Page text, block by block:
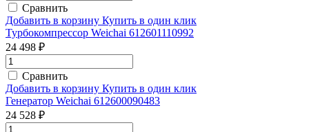
Сравнить
Добавить в корзину Купить в один клик
Турбокомпрессор Weichai 612601110992
24 498 ₽
Сравнить
Добавить в корзину Купить в один клик
Генератор Weichai 612600090483
24 528 ₽